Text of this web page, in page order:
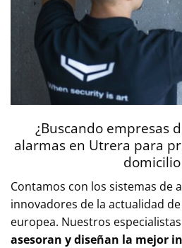
¿Buscando empresas
alarmas en Utrera para
domicilio
Contamos con los sistemas de
innovadores de la actualidad
europea. Nuestros
asesoran y diseñan la mejor